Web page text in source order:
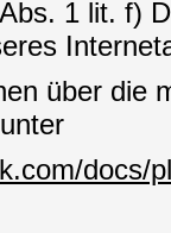
1 lit. f)
über die
docs/